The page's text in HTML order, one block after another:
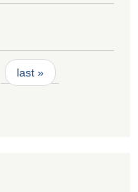
last »